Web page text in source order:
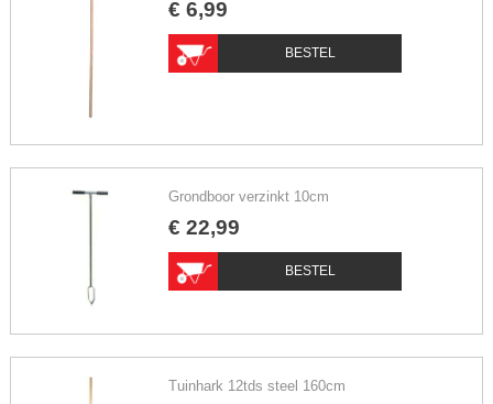
€ 6,99
BESTEL
Grondboor verzinkt 10cm
€ 22,99
BESTEL
Tuinhark 12tds steel 160cm